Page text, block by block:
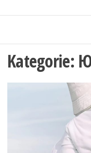
Kategorie: